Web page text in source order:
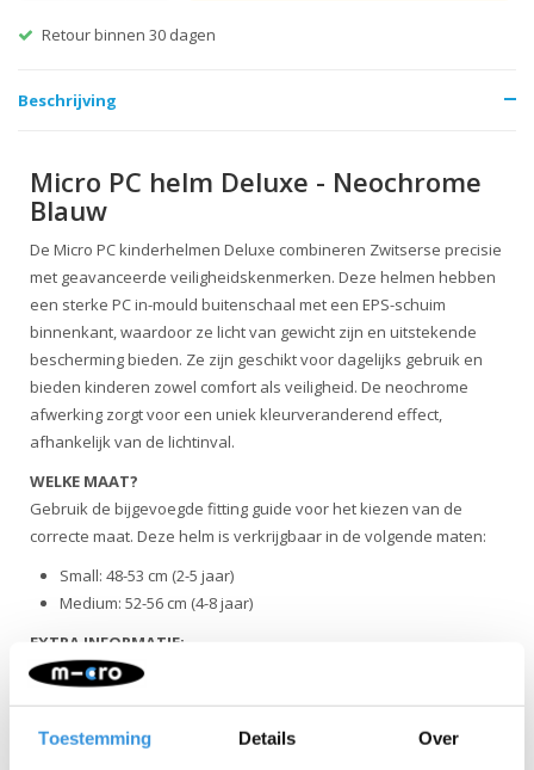
Toestemming Details Over
Retour binnen 30 dagen
Beschrijving
Micro PC helm Deluxe - Neochrome
Blauw
De Micro PC kinderhelmen Deluxe combineren Zwitserse precisie
met geavanceerde veiligheidskenmerken. Deze helmen hebben
een sterke PC in-mould buitenschaal met een EPS-schuim
binnenkant, waardoor ze licht van gewicht zijn en uitstekende
bescherming bieden. Ze zijn geschikt voor dagelijks gebruik en
bieden kinderen zowel comfort als veiligheid. De neochrome
afwerking zorgt voor een uniek kleurveranderend effect,
afhankelijk van de lichtinval.
WELKE MAAT?
Gebruik de bijgevoegde fitting guide voor het kiezen van de
correcte maat. Deze helm is verkrijgbaar in de volgende maten:
Small: 48-53 cm (2-5 jaar)
Medium: 52-56 cm (4-8 jaar)
EXTRA INFORMATIE:
Magnetische sluiting
magnetische quick release Fidlock sluiting. De sluiting wordt
met een klik eenvoudig gesloten en kan worden geopend